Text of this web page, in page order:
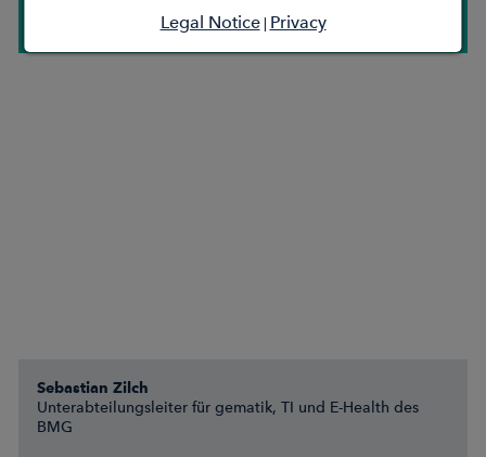
der ambulanten Versorgung zu bringen."
Sebastian Zilch
Unterabteilungsleiter für gematik, TI und E-Health des
BMG
Legal Notice| Privacy